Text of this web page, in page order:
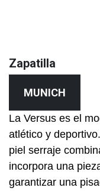
Zapatilla
MUNICH
La Versus es el
atlético y
piel serraje
incorpora una
garantizar una